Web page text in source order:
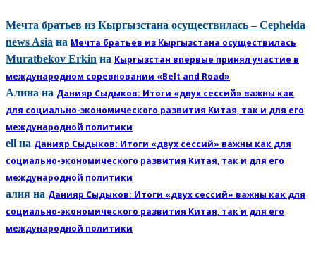
Мечта братьев из Кыргызстана осуществилась – Cepheida
news Asia на Мечта братьев из Кыргызстана осуществилась
Muratbekov Erkin на Кыргызстан впервые принял участие в
международном соревновании «Belt and Road»
Алина на Данияр Сыдыков: Итоги «двух сессий» важны как
для социально-экономического развития Китая, так и для его
международной политики
ell на Данияр Сыдыков: Итоги «двух сессий» важны как для
социально-экономического развития Китая, так и для его
международной политики
алия на Данияр Сыдыков: Итоги «двух сессий» важны как для
социально-экономического развития Китая, так и для его
международной политики